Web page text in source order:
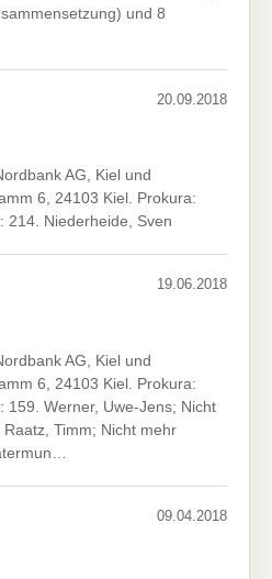
und 8
20.09.2018
AG, Kiel und
6, 24103 Kiel. Prokura:
214. Niederheide, Sven
19.06.2018
AG, Kiel und
6, 24103 Kiel. Prokura:
159. Werner, Uwe-Jens; Nicht
Timm; Nicht mehr
09.04.2018